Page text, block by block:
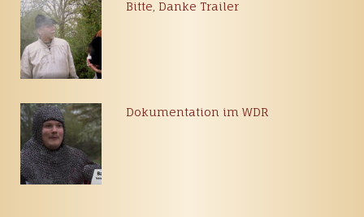
Bitte, Danke Trailer
Dokumentation im WDR